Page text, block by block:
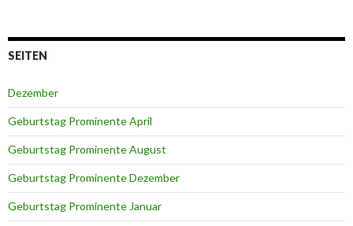
SEITEN
Dezember
Geburtstag Prominente April
Geburtstag Prominente August
Geburtstag Prominente Dezember
Geburtstag Prominente Januar